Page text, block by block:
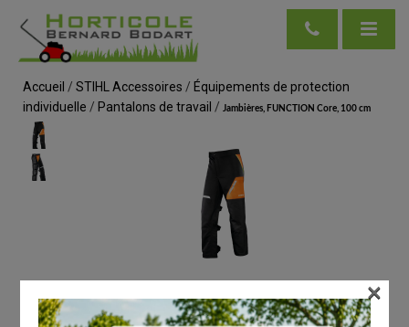
Accueil / STIHL Accessoires / Équipements de protection
individuelle / Pantalons de travail / Jambières, FUNCTION Core, 100 cm
STIHL
×